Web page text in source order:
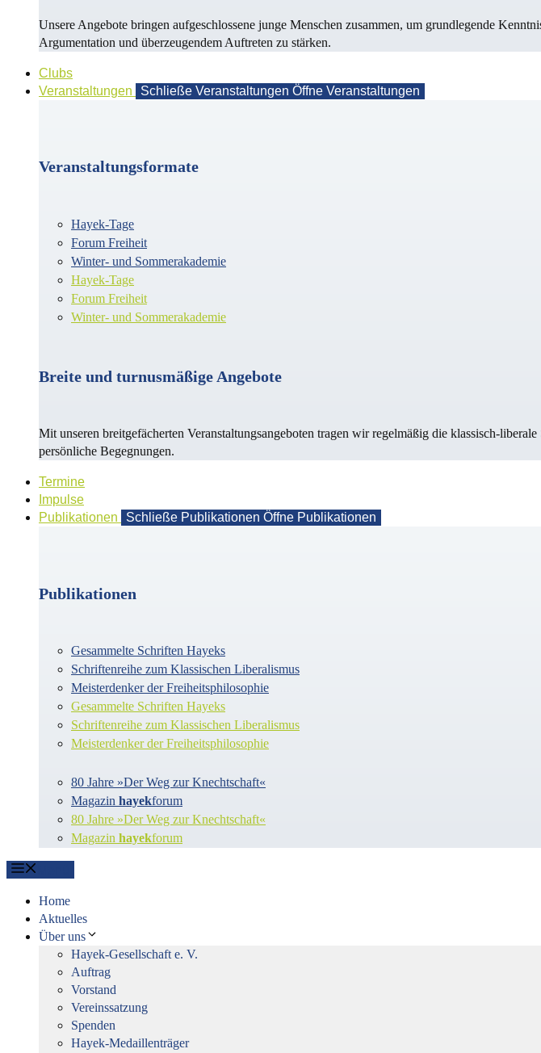
Unsere Angebote bringen aufgeschlossene junge Menschen zusammen, um grundlegende
Argu­men­ta­tion und überzeugendem Auf­treten zu stärken.
Clubs
Veranstaltungen
Schließe Veranstaltungen Öffne Veranstaltungen
Veranstaltungsformate
Hayek-Tage
Forum Freiheit
Winter- und Sommerakademie
Hayek-Tage
Forum Freiheit
Winter- und Sommerakademie
Breite und turnusmäßige Angebote
Mit unseren breitgefächerten Veranstaltungsangeboten tragen wir regelmäßig die klassisch-
persönliche Begegnungen.
Termine
Impulse
Publikationen
Schließe Publikationen Öffne Publikationen
Publikationen
Gesammelte Schriften Hayeks
Schriftenreihe zum Klassischen Liberalismus
Meisterdenker der Freiheitsphilosophie
Gesammelte Schriften Hayeks
Schriftenreihe zum Klassischen Liberalismus
Meisterdenker der Freiheitsphilosophie
80 Jahre »Der Weg zur Knechtschaft«
Magazin hayekforum
80 Jahre »Der Weg zur Knechtschaft«
Magazin hayekforum
Home
Aktuelles
Über uns
Hayek-Gesellschaft e. V.
Auftrag
Vorstand
Vereinssatzung
Spenden
Hayek-Medaillenträger